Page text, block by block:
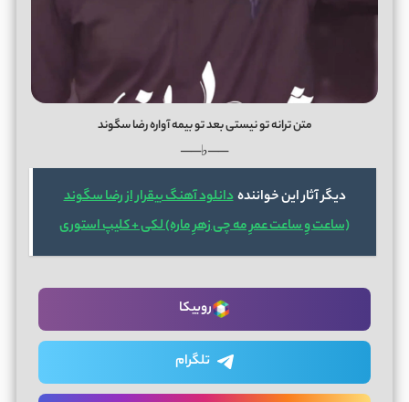
متن ترانه تو نیستی بعد تو بیمه آواره رضا سگوند
──♭──
دیگر آثار این خوانندهدانلود آهنگ بیقرار از رضا سگوند
(ساعت وِ ساعت عمرِ مه چی زهرِ ماره) لکی + کلیپ استوری
روبیکا
تلگرام